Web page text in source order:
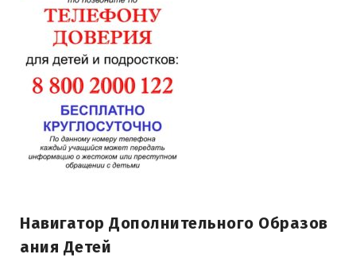
Навигатор Дополнительного Образов
Ания Детей